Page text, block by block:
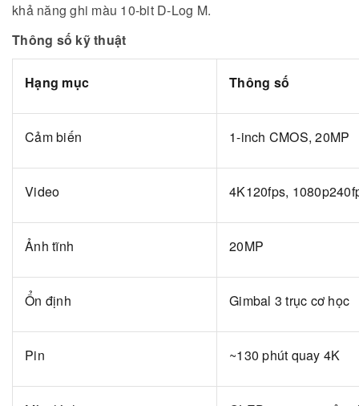
khả năng ghi màu 10-bit D-Log M.
Thông số kỹ thuật
Hạng mục Thông số
Cảm biến 1-inch CMOS, 20MP
Video 4K120fps,
Ảnh tĩnh 20MP
Ổn định Gimbal 3 trục cơ học
Pin ~130 phút quay 4K